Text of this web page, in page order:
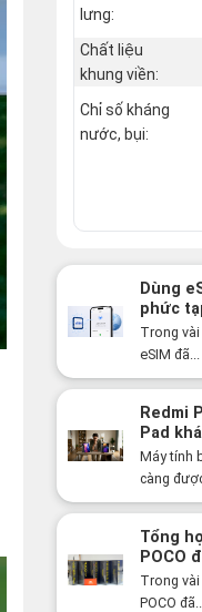
lưng:
Chất liệu
khung viền:
Chỉ số kháng
nước, bụi:
Dùng
phức
Sự thật
bạn bất
Trong
eSIM đã...
Redmi
Pad
Nên
2026?
Máy tính
càng
Tổng
POCO
năm
mạnh,
Trong
POCO đã...